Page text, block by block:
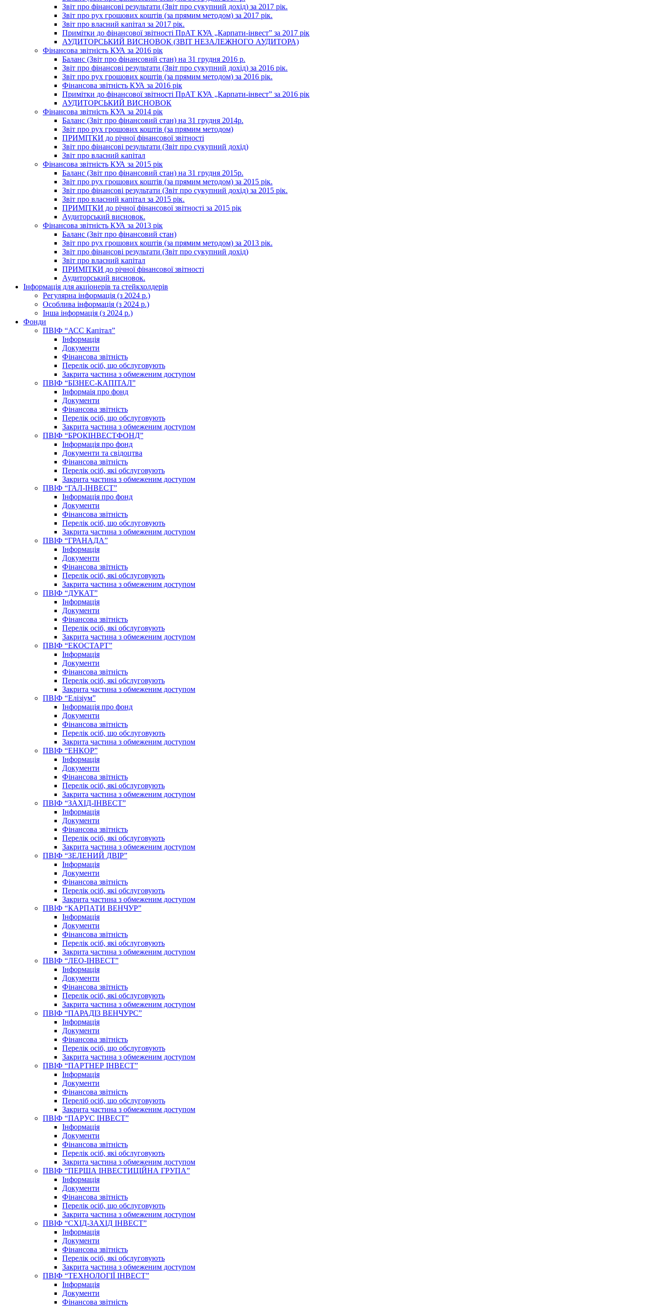
Звіт про фінансові результати (Звіт про сукупний дохід) за 2017 рік.
Звіт про рух грошових коштів (за прямим методом) за 2017 рік.
Звіт про власний капітал за 2017 рік.
Примітки до фінансової звітності ПрАТ КУА „Карпати-інвест” за 2017 рік
АУДИТОРСЬКИЙ ВИСНОВОК (ЗВІТ НЕЗАЛЕЖНОГО АУДИТОРА)
Фінансова звітність КУА за 2016 рік
Баланс (Звіт про фінансовий стан) на 31 грудня 2016 р.
Звіт про фінансові результати (Звіт про сукупний дохід) за 2016 рік.
Звіт про рух грошових коштів (за прямим методом) за 2016 рік.
Фінансова звітність КУА за 2016 рік
Примітки до фінансової звітності ПрАТ КУА „Карпати-інвест” за 2016 рік
АУДИТОРСЬКИЙ ВИСНОВОК
Фінансова звітність КУА за 2014 рік
Баланс (Звіт про фінансовий стан) на 31 грудня 2014р.
Звіт про рух грошових коштів (за прямим методом)
ПРИМІТКИ до річної фінансової звітності
Звіт про фінансові результати (Звіт про сукупний дохід)
Звіт про власний капітал
Фінансова звітність КУА за 2015 рік
Баланс (Звіт про фінансовий стан) на 31 грудня 2015р.
Звіт про рух грошових коштів (за прямим методом) за 2015 рік.
Звіт про фінансові результати (Звіт про сукупний дохід) за 2015 рік.
Звіт про власний капітал за 2015 рік.
ПРИМІТКИ до річної фінансової звітності за 2015 рік
Аудиторський висновок.
Фінансова звітність КУА за 2013 рік
Баланс (Звіт про фінансовий стан)
Звіт про рух грошових коштів (за прямим методом) за 2013 рік.
Звіт про фінансові результати (Звіт про сукупний дохід)
Звіт про власний капітал
ПРИМІТКИ до річної фінансової звітності
Аудиторський висновок.
Інформація для акціонерів та стейкхолдерів
Регулярна інформація (з 2024 р.)
Особлива інформація (з 2024 р.)
Інша інформація (з 2024 р.)
Фонди
ПВІФ “АСС Капітал”
Інформація
Документи
Фінансова звітність
Перелік осіб, що обслуговують
Закрита частина з обмеженим доступом
ПВІФ “БІЗНЕС-КАПІТАЛ”
Інформаія про фонд
Документи
Фінансова звітність
Перелік осіб, що обслуговують
Закрита частина з обмеженим доступом
ПВІФ “БРОКІНВЕСТФОНД”
Інформація про фонд
Документи та свідоцтва
Фінансова звітність
Перелік осіб, які обслуговують
Закрита частина з обмеженим доступом
ПВІФ “ГАЛ-ІНВЕСТ”
Інформація про фонд
Документи
Фінансова звітність
Перелік осіб, що обслуговують
Закрита частина з обмеженим доступом
ПВІФ “ГРАНАДА”
Інформація
Документи
Фінансова звітність
Перелік осіб, які обслуговують
Закрита частина з обмеженим доступом
ПВІФ “ДУКАТ”
Інформація
Документи
Фінансова звітність
Перелік осіб, які обслуговують
Закрита частина з обмеженим доступом
ПВІФ “ЕКОСТАРТ”
Інформація
Документи
Фінансова звітність
Перелік осіб, які обслуговують
Закрита частина з обмеженим доступом
ПВІФ “Елізіум”
Інформація про фонд
Документи
Фінансова звітність
Перелік осіб, що обслуговують
Закрита частина з обмеженим доступом
ПВІФ “ЕНКОР”
Інформація
Документи
Фінансова звітність
Перелік осіб, які обслуговують
Закрита частина з обмеженим доступом
ПВІФ “ЗАХІД-ІНВЕСТ”
Інформація
Документи
Фінансова звітність
Перелік осіб, які обслуговують
Закрита частина з обмеженим доступом
ПВІФ “ЗЕЛЕНИЙ ДВІР”
Інформація
Документи
Фінансова звітність
Перелік осіб, які обслуговують
Закрита частина з обмеженим доступом
ПВІФ “КАРПАТИ ВЕНЧУР”
Інформація
Документи
Фінансова звітність
Перелік осіб, які обслуговують
Закрита частина з обмеженим доступом
ПВІФ “ЛЕО-ІНВЕСТ”
Інформація
Документи
Фінансова звітність
Перелік осіб, які обслуговують
Закрита частина з обмеженим доступом
ПВІФ “ПАРАДІЗ ВЕНЧУРС”
Інформація
Документи
Фінансова звітність
Перелік осіб, що обслуговують
Закрита частина з обмеженим доступом
ПВІФ “ПАРТНЕР ІНВЕСТ”
Інформація
Документи
Фінансова звітність
Переліб осіб, що обслуговують
Закрита частина з обмеженим доступом
ПВІФ “ПАРУС ІНВЕСТ”
Інформація
Документи
Фінансова звітність
Перелік осіб, які обслуговують
Закрита частина з обмеженим доступом
ПВІФ “ПЕРША ІНВЕСТИЦІЙНА ГРУПА”
Інформація
Документи
Фінансова звітність
Перелік осіб, що обслуговують
Закрита частина з обмеженим доступом
ПВІФ “СХІД-ЗАХІД ІНВЕСТ”
Інформація
Документи
Фінансова звітність
Перелік осіб, які обслуговують
Закрита частина з обмеженим доступом
ПВІФ “ТЕХНОЛОГІЇ ІНВЕСТ”
Інформація
Документи
Фінансова звітність